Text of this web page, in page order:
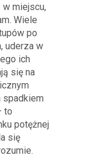
miejscu,
Wiele
po
uderza w
ich
się na
spadkiem
to
potężnej
się